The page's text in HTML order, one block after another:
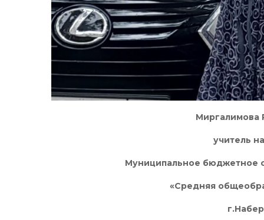
Миргалимова
учитель
Муниципальное бюджетное
«Средняя